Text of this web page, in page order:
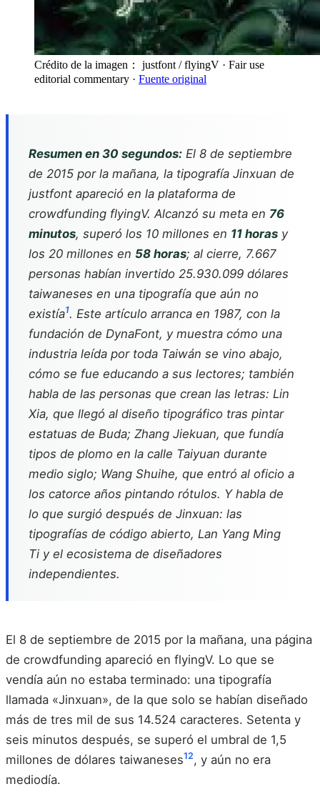
Crédito de la imagen： justfont / flyingV · Fair use
editorial commentary · Fuente original
Resumen en 30 segundos: El 8 de septiembre
de 2015 por la mañana, la tipografía Jinxuan de
justfont apareció en la plataforma de
crowdfunding flyingV. Alcanzó su meta en 76
minutos, superó los 10 millones en 11 horas y
los 20 millones en 58 horas; al cierre, 7.667
personas habían invertido 25.930.099 dólares
taiwaneses en una tipografía que aún no
existía1. Este artículo arranca en 1987, con la
fundación de DynaFont, y muestra cómo una
industria leída por toda Taiwán se vino abajo,
cómo se fue educando a sus lectores; también
habla de las personas que crean las letras: Lin
Xia, que llegó al diseño tipográfico tras pintar
estatuas de Buda; Zhang Jiekuan, que fundía
tipos de plomo en la calle Taiyuan durante
medio siglo; Wang Shuihe, que entró al oficio a
los catorce años pintando rótulos. Y habla de
lo que surgió después de Jinxuan: las
tipografías de código abierto, Lan Yang Ming
Ti y el ecosistema de diseñadores
independientes.
El 8 de septiembre de 2015 por la mañana, una página
de crowdfunding apareció en flyingV. Lo que se
vendía aún no estaba terminado: una tipografía
llamada «Jinxuan», de la que solo se habían diseñado
más de tres mil de sus 14.524 caracteres. Setenta y
seis minutos después, se superó el umbral de 1,5
millones de dólares taiwaneses12, y aún no era
mediodía.